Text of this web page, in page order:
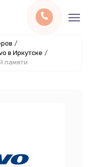
/
в Иркутске /
памяти